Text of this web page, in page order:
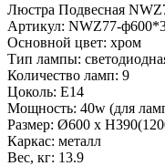
Люстра Подвесная
Артикул: NWZ77-
Основной цвет: хром
Тип лампы:
Количество ламп: 9
Цоколь: E14
Мощность: 40w (для
Размер: Ø600 x
Каркас: металл
Вес, кг: 13.9